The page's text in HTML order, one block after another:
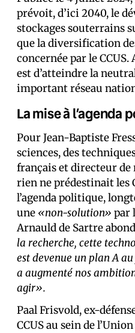
prévoit, d’ici 2040, le
stockages souterrains
que la diversification
concernée par le
est d’atteindre la
important réseau
La mise à l’agenda
Pour Jean-Baptiste
sciences, des
français et directeur de
rien ne prédestinait les
l’agenda politique,
une «non-solution» par
Arnauld de Sartre
la recherche, cette
est devenue un plan A
a augmenté nos
agir».
Paal Frisvold, ex-
CCUS au sein de